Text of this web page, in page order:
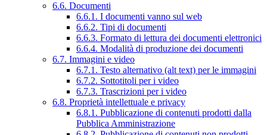
6.6. Documenti
6.6.1. I documenti vanno sul web
6.6.2. Tipi di documenti
6.6.3. Formato di lettura dei documenti elettronici
6.6.4. Modalità di produzione dei documenti
6.7. Immagini e video
6.7.1. Testo alternativo (alt text) per le immagini
6.7.2. Sottotitoli per i video
6.7.3. Trascrizioni per i video
6.8. Proprietà intellettuale e privacy
6.8.1. Pubblicazione di contenuti prodotti dalla
Pubblica Amministrazione